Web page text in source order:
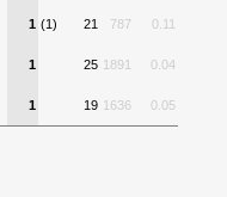
1 (1) 21 787 0.11
1 25 1891 0.04
1 19 1636 0.05